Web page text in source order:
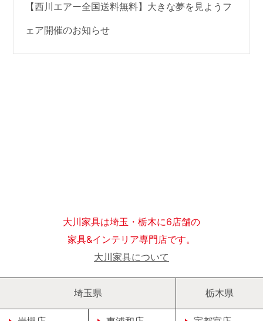
【西川エアー全国送料無料】大きな夢を見ようフ
ェア開催のお知らせ
大川家具は埼玉・栃木に6店舗の
家具&インテリア専門店です。
大川家具について
埼玉県 栃木県